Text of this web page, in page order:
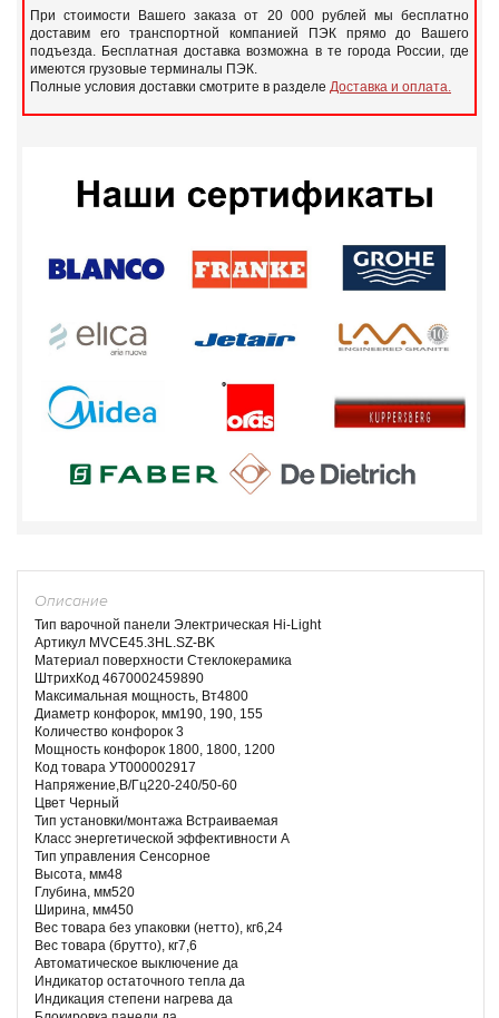
При стоимости Вашего заказа от 20 000 рублей мы бесплатно
доставим его транспортной компанией ПЭК прямо до Вашего
подъезда. Бесплатная доставка возможна в те города России, где
имеются грузовые терминалы ПЭК.
Полные условия доставки смотрите в разделе Доставка и оплата.
Описание
Тип варочной панели Электрическая Hi-Light
Артикул MVCE45.3HL.SZ-BK
Материал поверхности Стеклокерамика
ШтрихКод 4670002459890
Максимальная мощность, Вт4800
Диаметр конфорок, мм190, 190, 155
Количество конфорок 3
Мощность конфорок 1800, 1800, 1200
Код товара УТ000002917
Напряжение,В/Гц220-240/50-60
Цвет Черный
Тип установки/монтажа Встраиваемая
Класс энергетической эффективности A
Тип управления Сенсорное
Высота, мм48
Глубина, мм520
Ширина, мм450
Вес товара без упаковки (нетто), кг6,24
Вес товара (брутто), кг7,6
Автоматическое выключение да
Индикатор остаточного тепла да
Индикация степени нагрева да